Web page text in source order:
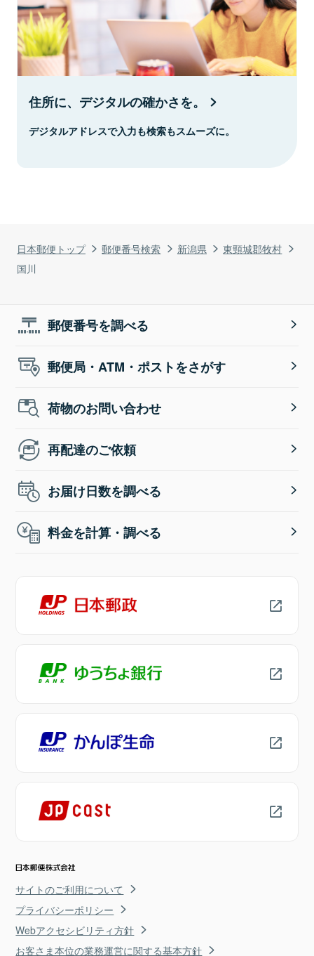
日本郵便トップ 郵便番号検索 新潟県
東頸城郡牧村
国川
住所に、デジタルの確かさを。
デジタルアドレスで入力も検索もスムーズに。
郵便番号を調べる
郵便局・ATM・ポストをさがす
荷物のお問い合わせ
再配達のご依頼
お届け日数を調べる
料金を計算・調べる
サイトのご利用について
プライバシーポリシー
Webアクセシビリティ方針
お客さま本位の業務運営に関する基本方針